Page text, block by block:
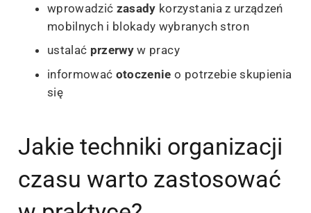
wprowadzić zasady korzystania z urządzeń
mobilnych i blokady wybranych stron
ustalać przerwy w pracy
informować otoczenie o potrzebie skupienia
się
Jakie techniki organizacji
czasu warto zastosować